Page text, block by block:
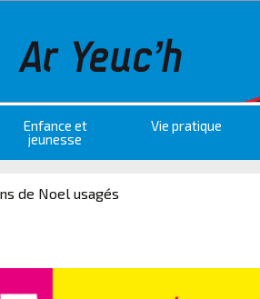
Enfance et
jeunesse
Vie pratique
de Noel usagés